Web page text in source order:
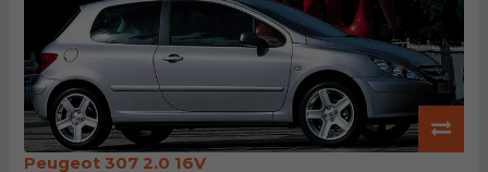
Peugeot 307 2.0 16V